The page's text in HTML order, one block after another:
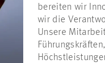
bereiten wir
wir die
Unsere